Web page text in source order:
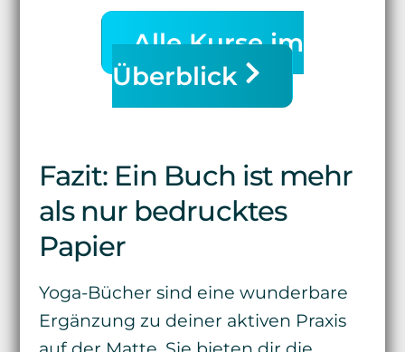
Alle Kurse im
Überblick
Fazit: Ein Buch ist mehr
als nur bedrucktes
Papier
Yoga-Bücher sind eine wunderbare
Ergänzung zu deiner aktiven Praxis